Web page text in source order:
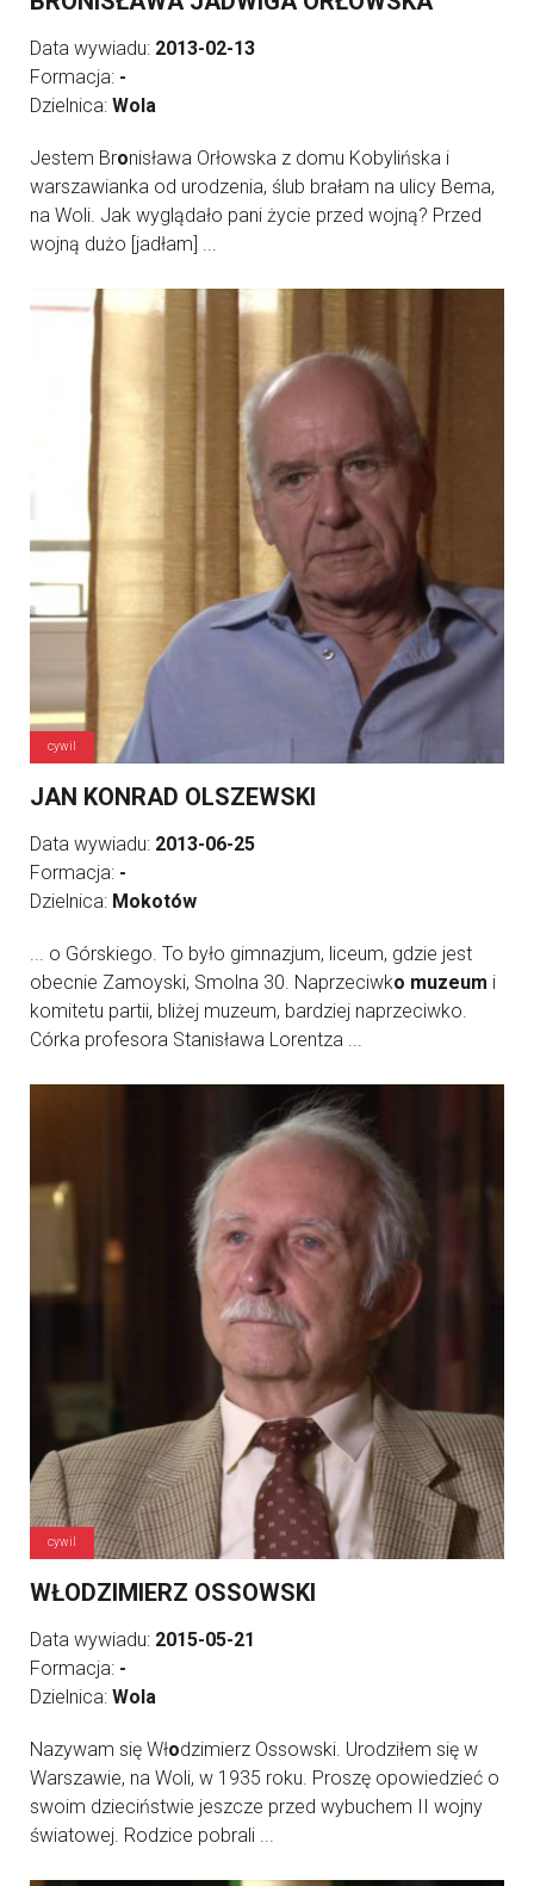
Data wywiadu: 2013-02-13
Formacja: -
Dzielnica: Wola
Jestem Bronisława Orłowska z domu Kobylińska i
warszawianka od urodzenia, ślub brałam na ulicy Bema,
na Woli. Jak wyglądało pani życie przed wojną? Przed
wojną dużo [jadłam] ...
cywil
JAN KONRAD OLSZEWSKI
Data wywiadu: 2013-06-25
Formacja: -
Dzielnica: Mokotów
... o Górskiego. To było gimnazjum, liceum, gdzie jest
obecnie Zamoyski, Smolna 30. Naprzeciwko muzeum i
komitetu partii, bliżej muzeum, bardziej naprzeciwko.
Córka profesora Stanisława Lorentza ...
cywil
WŁODZIMIERZ OSSOWSKI
Data wywiadu: 2015-05-21
Formacja: -
Dzielnica: Wola
Nazywam się Włodzimierz Ossowski. Urodziłem się w
Warszawie, na Woli, w 1935 roku. Proszę opowiedzieć o
swoim dzieciństwie jeszcze przed wybuchem II wojny
światowej. Rodzice pobrali ...